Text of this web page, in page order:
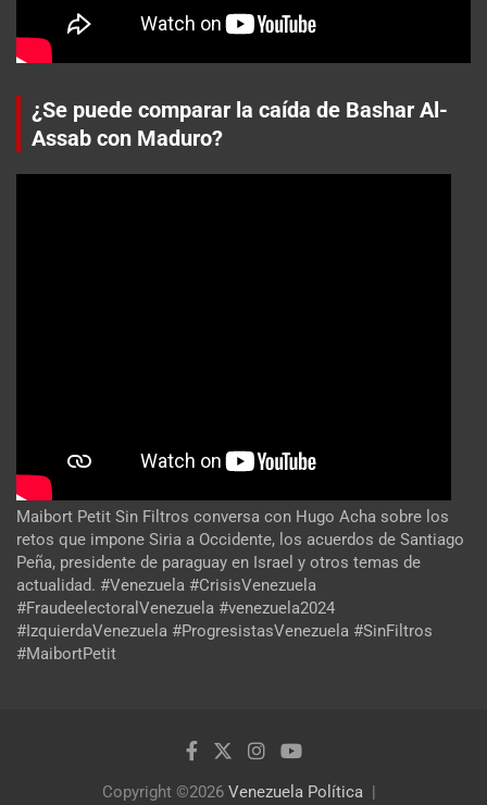
¿Se puede comparar la caída de Bashar Al-
Assab con Maduro?
Maibort Petit Sin Filtros conversa con Hugo Acha sobre los
retos que impone Siria a Occidente, los acuerdos de Santiago
Peña, presidente de paraguay en Israel y otros temas de
actualidad. #Venezuela #CrisisVenezuela
#FraudeelectoralVenezuela #venezuela2024
#IzquierdaVenezuela #ProgresistasVenezuela #SinFiltros
#MaibortPetit
Copyright ©2026 Venezuela Política